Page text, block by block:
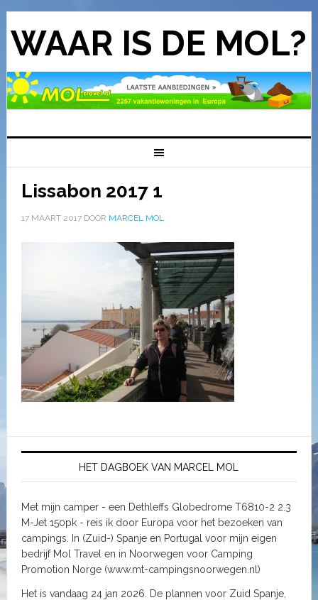
WAAR IS DE MOL?
Lissabon 2017 1
17 MAART 2017DOOR MARCEL MOL
HET DAGBOEK VAN MARCEL MOL
Met mijn camper - een Dethleffs Globedrome T6810-2 2.3
M-Jet 150pk - reis ik door Europa voor het bezoeken van
campings. In (Zuid-) Spanje en Portugal voor mijn eigen
bedrijf Mol Travel en in Noorwegen voor Camping
Promotion Norge (www.mt-campingsnoorwegen.nl)
Het is vandaag 24 jan 2026. De plannen voor Zuid Spanje,